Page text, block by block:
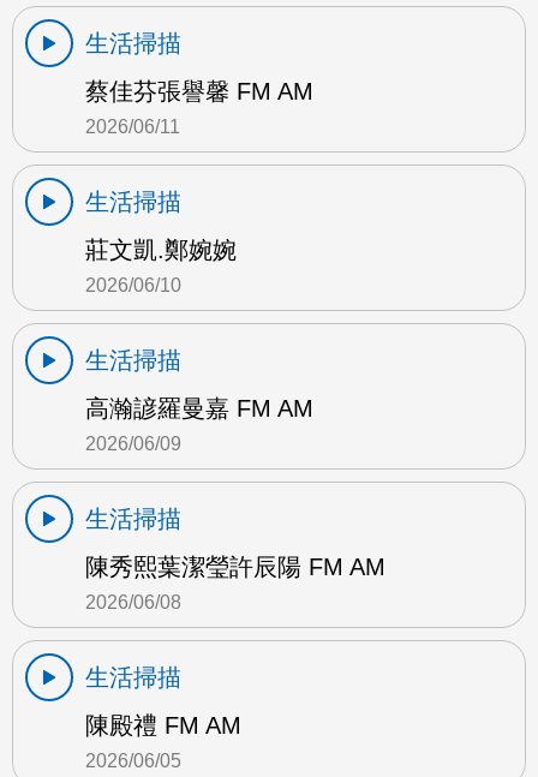
生活掃描
蔡佳芬張譽馨 FM AM
2026/06/11
生活掃描
莊文凱.鄭婉婉
2026/06/10
生活掃描
高瀚諺羅曼嘉 FM AM
2026/06/09
生活掃描
陳秀熙葉潔瑩許辰陽 FM AM
2026/06/08
生活掃描
陳殿禮 FM AM
2026/06/05